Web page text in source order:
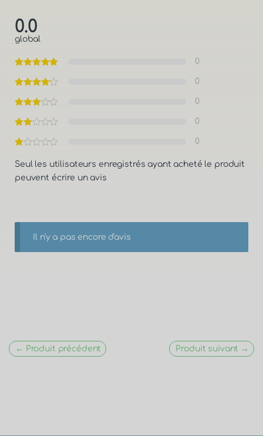
0.0
global
0
0
0
0
0
Seul les utilisateurs enregistrés ayant acheté le produit
peuvent écrire un avis
Il n'y a pas encore d'avis
← Produit précédent Produit suivant →